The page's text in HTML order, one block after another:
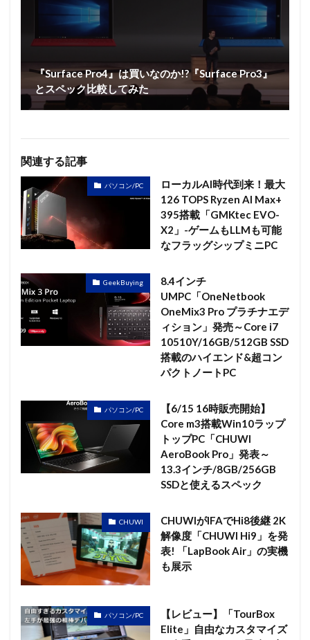
『Surface Pro4』は買いなのか!?『Surface Pro3』
とスペック比較してみた
関連する記事
パソコン/PC
ローカルAI時代到来！最大
126 TOPS Ryzen AI Max+
395搭載「GMKtec EVO-
X2」-ゲームもLLMも可能
なフラッグシップミニPC
GeekBuying
8.4インチ
UMPC「OneNetbook
OneMix3 Pro プラチナエデ
ィション」発売～Core i7
10510Y/16GB/512GB SSD
搭載のハイエンド&超コン
パクトノートPC
パソコン/PC
【6/15 16時販売開始】
Core m3搭載Win10ラップ
トップPC「CHUWI
AeroBook Pro」発表～
13.3インチ/8GB/256GB
SSDと使えるスペック
CHUWI
CHUWIがIFAでHi8後継 2K
解像度「CHUWI Hi9」を発
表! 「LapBook Air」の実機
も展示
パソコン/PC
【レビュー】「TourBox
Elite」自由なカスタマイズ